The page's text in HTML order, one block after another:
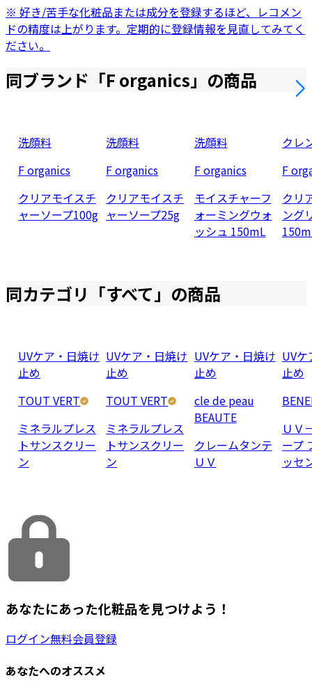
※ 好き/苦手な化粧品または成分を登録するほど、レコメン
ドの精度は上がります。定期的に登録情報を見直してみてく
ださい。
同ブランド「F organics」の商品
洗顔料
F organics
クリアモイスチ
ャーソープ100g
洗顔料
F organics
クリアモイスチ
ャーソープ25g
洗顔料
F organics
モイスチャーフ
ォーミングウォ
ッシュ 150mL
クレ
F
クリ
ング
同カテゴリ「すべて」の商品
UVケア・日焼け
止め
TOUT VERT
ミネラルプレス
トサンスクリー
ン
UVケア・日焼け
止め
TOUT VERT
ミネラルプレス
トサンスクリー
ン
UVケア・日焼け
止め
cle de peau
BEAUTE
クレームタンテ
ＵＶ
UV
止め
ＵＶ
ープ
ッセ
あなたにあった化粧品を見つけよう！
ログイン無料会員登録
あなたへのオススメ